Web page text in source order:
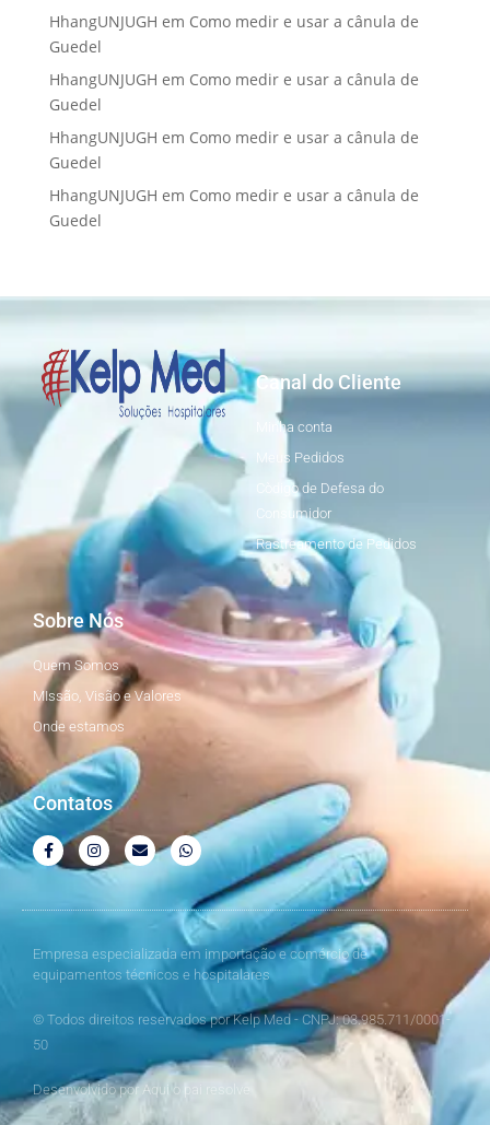
HhangUNJUGH em Como medir e usar a cânula de
Guedel
HhangUNJUGH em Como medir e usar a cânula de
Guedel
HhangUNJUGH em Como medir e usar a cânula de
Guedel
HhangUNJUGH em Como medir e usar a cânula de
Guedel
Canal do Cliente
Minha conta
Meus Pedidos
Còdigo de Defesa do
Consumidor
Rastreamento de Pedidos
Sobre Nós
Quem Somos
MIssão, Visão e Valores
Onde estamos
Contatos
Empresa especializada em importação e comércio de
equipamentos técnicos e hospitalares
© Todos direitos reservados por Kelp Med - CNPJ: 03.985.711/0001-
50
Desenvolvido por Aqui o pai resolve